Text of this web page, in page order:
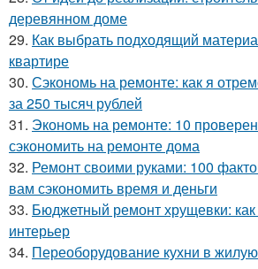
деревянном доме
29. Как выбрать подходящий
квартире
30. Сэкономь на ремонте: как я
за 250 тысяч рублей
31. Экономь на ремонте: 10
сэкономить на ремонте дома
32. Ремонт своими руками: 100
вам сэкономить время и деньги
33. Бюджетный ремонт хрущевки:
интерьер
34. Переоборудование кухни в